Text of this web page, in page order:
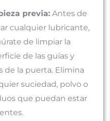
previa: Antes de
cualquier lubricante,
de limpiar la
de las guías y
de la puerta. Elimina
suciedad, polvo o
que puedan estar